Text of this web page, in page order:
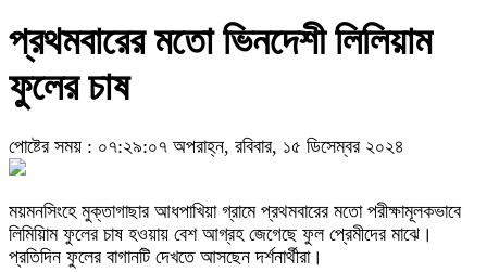
প্রথমবারের মতো ভিনদেশী লিলিয়াম
ফুলের চাষ
পোষ্টের সময় : ০৭:২৯:০৭ অপরাহ্ন, রবিবার, ১৫ ডিসেম্বর ২০২৪
ময়মনসিংহে মুক্তাগাছার আধপাখিয়া গ্রামে প্রথমবারের মতো পরীক্ষামূলকভাবে
লিমিয়িাম ফুলের চাষ হওয়ায় বেশ আগ্রহ জেগেছে ফুল প্রেমীদের মাঝে।
প্রতিদিন ফুলের বাগানটি দেখতে আসছেন দর্শনার্থীরা।